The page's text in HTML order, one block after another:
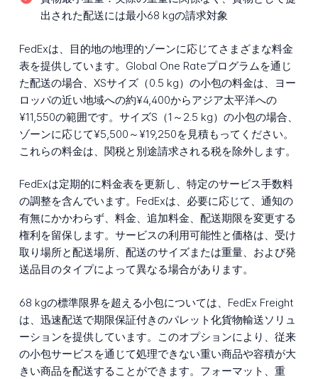
出された配送には最小68 kgの請求対象
FedExは、目的地の地理的ゾーンに応じてさまざまな料金
表を提供しています。Global One Rateプログラムを通じ
た配送の場合、XSサイズ（0.5 kg）の小包の料金は、ヨー
ロッパの近い地域への約¥4,400からアジア太平洋への
¥11,550の範囲です。サイズS（1～2.5 kg）の小包の場合、
ゾーンに応じて¥5,500～¥19,250を見積もってください。
これらの料金は、関税と別途請求される税を除外します。
FedExは定期的に料金表を更新し、特定のサービス手数料
の調整を含んでいます。FedExは、必要に応じて、通知の
有無にかかわらず、料金、追加料金、配送期限を変更する
権利を留保します。サービスの利用可能性と価格は、受け
取り場所と配送場所、配送のサイズまたは重量、および発
送品目のタイプによって異なる場合があります。
68 kgの標準限界を超える小包については、FedEx Freight
は、迅速配送で期限保証付きのパレット化貨物輸送ソリュ
ーションを提供しています。このオプションにより、従来
の小包サービスを通じて処理できない重い商品や容積が大
きい商品を配送することができます。フォーマット、重